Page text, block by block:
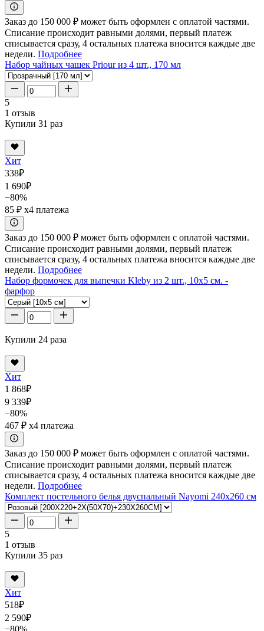
Заказ до 150 000 ₽ может быть оформлен с оплатой частями.
Списание происходит равными долями, первый платеж
списывается сразу, 4 остальных платежа вносится каждые две
недели. Подробнее
Набор чайных чашек Priour из 4 шт., 170 мл
5
1 отзыв
Купили 31 раз
Хит
338₽
1 690₽
−80%
85 ₽ x4 платежа
Заказ до 150 000 ₽ может быть оформлен с оплатой частями.
Списание происходит равными долями, первый платеж
списывается сразу, 4 остальных платежа вносится каждые две
недели. Подробнее
Набор формочек для выпечки Kleby из 2 шт., 10x5 см. -
фарфор
Купили 24 раза
Хит
1 868₽
9 339₽
−80%
467 ₽ x4 платежа
Заказ до 150 000 ₽ может быть оформлен с оплатой частями.
Списание происходит равными долями, первый платеж
списывается сразу, 4 остальных платежа вносится каждые две
недели. Подробнее
Комплект постельного белья двуспальный Nayomi 240x260 см
5
1 отзыв
Купили 35 раз
Хит
518₽
2 590₽